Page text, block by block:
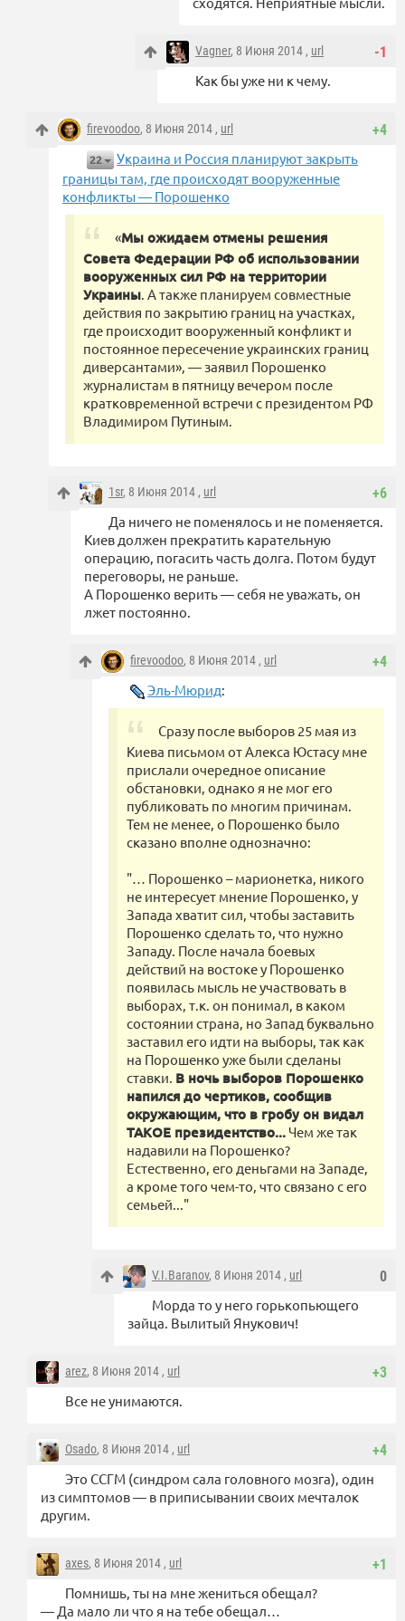
-1
Vagner, 8 Июня 2014 , url
Как бы уже ни к чему.
+4
firevoodoo, 8 Июня 2014 , url
22
Украина и Россия планируют закрыть
границы там, где происходят вооруженные
конфликты — Порошенко
«Мы ожидаем отмены решения
Совета Федерации РФ об использовании
вооруженных сил РФ на территории
Украины. А также планируем совместные
действия по закрытию границ на участках,
где происходит вооруженный конфликт и
постоянное пересечение украинских границ
диверсантами», — заявил Порошенко
журналистам в пятницу вечером после
кратковременной встречи с президентом РФ
Владимиром Путиным.
+6
1sr, 8 Июня 2014 , url
Да ничего не поменялось и не поменяется.
Киев должен прекратить карательную
операцию, погасить часть долга. Потом будут
переговоры, не раньше.
А Порошенко верить — себя не уважать, он
лжет постоянно.
+4
firevoodoo, 8 Июня 2014 , url
Эль-Мюрид:
Сразу после выборов 25 мая из
Киева письмом от Алекса Юстасу мне
прислали очередное описание
обстановки, однако я не мог его
публиковать по многим причинам.
Тем не менее, о Порошенко было
сказано вполне однозначно:
"… Порошенко – марионетка, никого
не интересует мнение Порошенко, у
Запада хватит сил, чтобы заставить
Порошенко сделать то, что нужно
Западу. После начала боевых
действий на востоке у Порошенко
появилась мысль не участвовать в
выборах, т.к. он понимал, в каком
состоянии страна, но Запад буквально
заставил его идти на выборы, так как
на Порошенко уже были сделаны
ставки. В ночь выборов Порошенко
напился до чертиков, сообщив
окружающим, что в гробу он видал
ТАКОЕ президентство...Чем же так
надавили на Порошенко?
Естественно, его деньгами на Западе,
а кроме того чем-то, что связано с его
семьей..."
0
V.I.Baranov, 8 Июня 2014 , url
Морда то у него горькопьющего
зайца. Вылитый Янукович!
+3
arez, 8 Июня 2014 , url
Все не унимаются.
+4
Osado, 8 Июня 2014 , url
Это ССГМ (синдром сала головного мозга), один
из симптомов — в приписывании своих мечталок
другим.
+1
axes, 8 Июня 2014 , url
Помнишь, ты на мне жениться обещал?
— Да мало ли что я на тебе обещал…